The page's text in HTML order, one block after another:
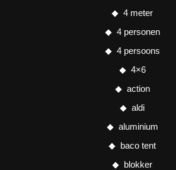
4 meter
4 personen
4 persoons
4×6
action
aldi
aluminium
baco tent
blokker